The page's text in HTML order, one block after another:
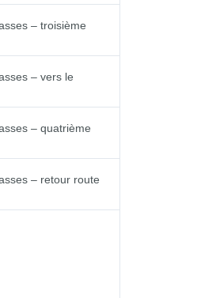
– troisième
– vers le
– quatrième
– retour route